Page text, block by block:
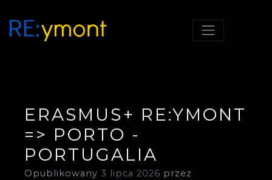
RE:YMONT
RE;YMONT, SZKOŁA Z
ERASMUS+ RE:YMONT
=> PORTO -
PORTUGALIA
Opublikowany 3 lipca 2026 przez